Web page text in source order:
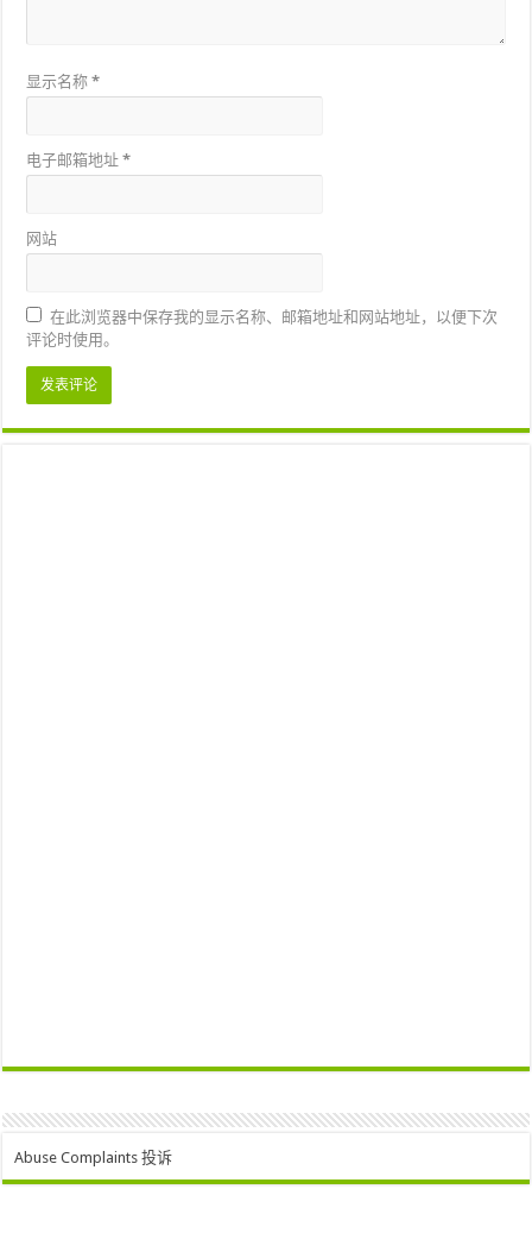
显示名称*
电子邮箱地址*
网站
在此浏览器中保存我的显示名称、邮箱地址和网站地址，以便下次
评论时使用。
Abuse Complaints 投诉